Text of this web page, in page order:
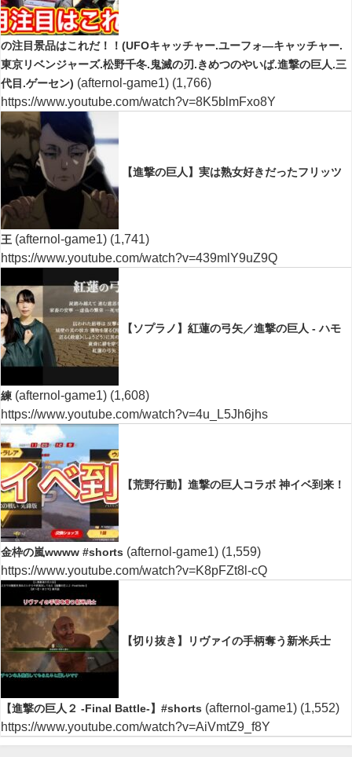
の注目景品はこれだ！！(UFOキャッチャー.ユーフォ―キャッチャー.
東京リベンジャーズ.松野千冬.鬼滅の刃.きめつのやいば.進撃の巨人.三
代目.ゲーセン) (afternol-game1) (1,766)
https://www.youtube.com/watch?v=8K5blmFxo8Y
【進撃の巨人】実は熟女好きだったフリッツ
王 (afternol-game1) (1,741)
https://www.youtube.com/watch?v=439mlY9uZ9Q
【ソプラノ】紅蓮の弓矢／進撃の巨人 - ハモ
練 (afternol-game1) (1,608)
https://www.youtube.com/watch?v=4u_L5Jh6jhs
【荒野行動】進撃の巨人コラボ 神イベ到来！
金枠の嵐wwww #shorts (afternol-game1) (1,559)
https://www.youtube.com/watch?v=K8pFZt8l-cQ
【切り抜き】リヴァイの手柄奪う新米兵士
【進撃の巨人２ -Final Battle-】#shorts (afternol-game1) (1,552)
https://www.youtube.com/watch?v=AiVmtZ9_f8Y